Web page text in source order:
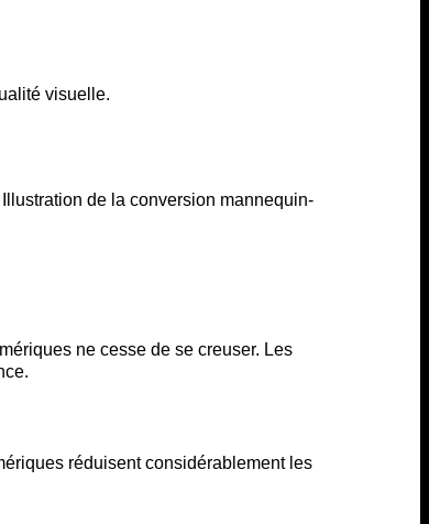
visuelle.
ne cesse de se creuser. Les
réduisent considérablement les